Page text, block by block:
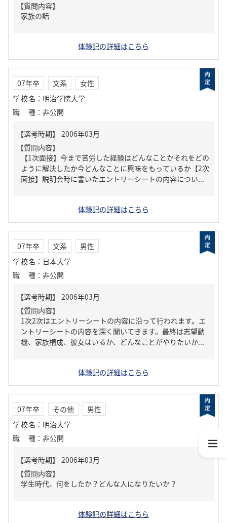
【質問内容】
家族の話
体験記の詳細はこちら
07年卒 文系
女性
学校名 ： 明治学院大学
職種 ： 非公開
【質問内容】
【1次面接】今まで苦労した経験はどんなことかそれをどの
ように解決したか今どんなことに興味をもっているか【2次
面接】説明会時に書いたエントリーシートの内容につい...
体験記の詳細はこちら
07年卒 文系
男性
学校名 ： 日本大学
職種 ： 非公開
【質問内容】
1次2次はエントリーシートの内容に沿って行われます。エ
ントリーシートの内容を深く聞いてきます。最終は志望動
機、家族構成、彼女はいるか、どんなことがやりたいか...
体験記の詳細はこちら
07年卒 その他
男性
学校名 ： 明治大学
職種 ： 非公開
【質問内容】
学生時代、何をしたか？どんな人になりたいか？
体験記の詳細はこちら